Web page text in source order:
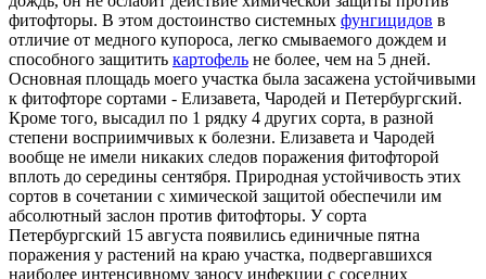
фитофторы. В этом достоинство системных фунгицидов в
отличие от медного купороса, легко смываемого дождем и
способного защитить картофель не более, чем на 5 дней.
Основная площадь моего участка была засажена устойчивыми
к фитофторе сортами - Елизавета, Чародей и Петербургский.
Кроме того, высадил по 1 рядку 4 других сорта, в разной
степени восприимчивых к болезни. Елизавета и Чародей
вообще не имели никаких следов поражения фитофторой
вплоть до середины сентября. Природная устойчивость этих
сортов в сочетании с химической защитой обеспечили им
абсолютный заслон против фитофторы. У сорта
Петербургский 15 августа появились единичные пятна
поражения у растений на краю участка, подвергавшихся
наиболее интенсивному заносу инфекции с соседних